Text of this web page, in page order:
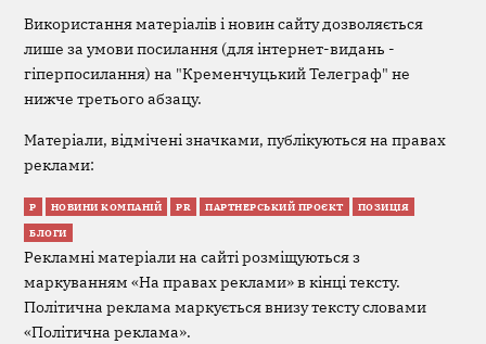
Використання матеріалів і новин сайту дозволяється
лише за умови посилання (для інтернет-видань -
гіперпосилання) на "Кременчуцький Телеграф" не
нижче третього абзацу.
Матеріали, відмічені значками, публікуються на правах
реклами:
Р НОВИНИ КОМПАНІЙ PR ПАРТНЕРСЬКИЙ ПРОЄКТ ПОЗИЦІЯ
БЛОГИ
Рекламні матеріали на сайті розміщуються з
маркуванням «На правах реклами» в кінці тексту.
Політична реклама маркується внизу тексту словами
«Політична реклама».